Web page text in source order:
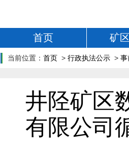
首页 矿
当前位置： 首页 > 行政执法公示 > 事
井陉矿区
有限公司